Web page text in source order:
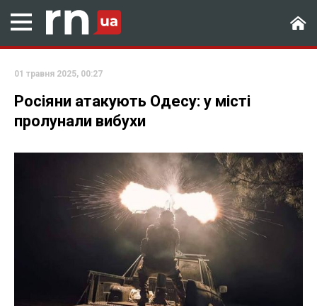
01 травня 2025, 00:27
Росіяни атакують Одесу: у місті
пролунали вибухи